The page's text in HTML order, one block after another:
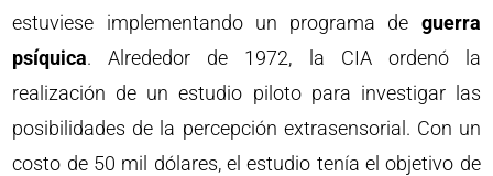
estuviese implementando un programa de guerra
psíquica. Alrededor de 1972, la CIA ordenó la
realización de un estudio piloto para investigar las
posibilidades de la percepción extrasensorial. Con un
costo de 50 mil dólares, el estudio tenía el objetivo de